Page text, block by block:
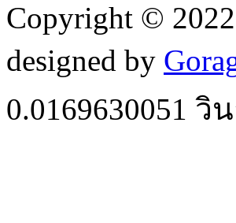
Copyright © 2022
designed by
0.0169630051 วิ